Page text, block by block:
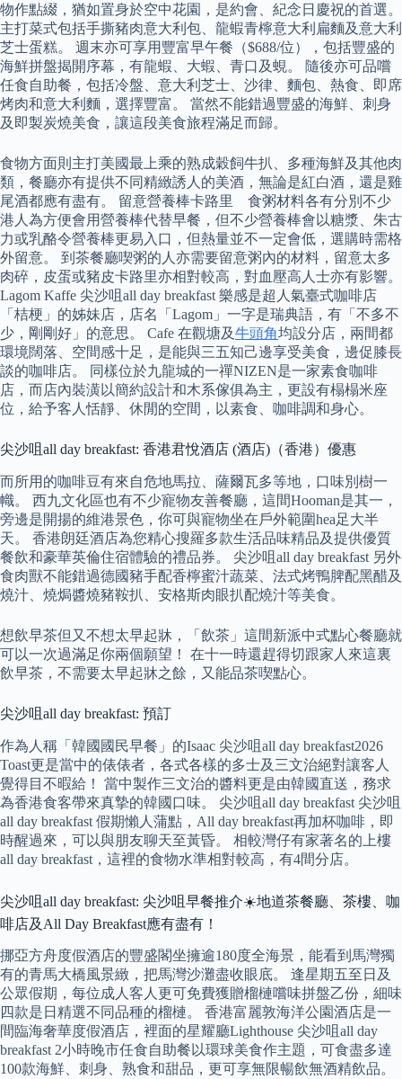
物作點綴，猶如置身於空中花園，是約會、紀念日慶祝的首選。
主打菜式包括手撕豬肉意大利包、龍蝦青檸意大利扁麵及意大利
芝士蛋糕。 週末亦可享用豐富早午餐（$688/位），包括豐盛的
海鮮拼盤揭開序幕，有龍蝦、大蝦、青口及蜆。 隨後亦可品嚐
任食自助餐，包括冷盤、意大利芝士、沙律、麵包、熱食、即席
烤肉和意大利麵，選擇豐富。 當然不能錯過豐盛的海鮮、刺身
及即製炭燒美食，讓這段美食旅程滿足而歸。
食物方面則主打美國最上乘的熟成穀飼牛扒、多種海鮮及其他肉
類，餐廳亦有提供不同精緻誘人的美酒，無論是紅白酒，還是雞
尾酒都應有盡有。 留意營養棒卡路里 食粥材料各有分別不少
港人為方便會用營養棒代替早餐，但不少營養棒會以糖漿、朱古
力或乳酪令營養棒更易入口，但熱量並不一定會低，選購時需格
外留意。 到茶餐廳喫粥的人亦需要留意粥內的材料，留意太多
肉碎，皮蛋或豬皮卡路里亦相對較高，對血壓高人士亦有影響。
Lagom Kaffe 尖沙咀all day breakfast 樂感是超人氣臺式咖啡店
「桔梗」的姊妹店，店名「Lagom」一字是瑞典語，有「不多不
少，剛剛好」的意思。 Cafe 在觀塘及牛頭角均設分店，兩間都
環境闊落、空間感十足，是能與三五知己邊享受美食，邊促膝長
談的咖啡店。 同樣位於九龍城的一禪NIZEN是一家素食咖啡
店，而店內裝潢以簡約設計和木系傢俱為主，更設有榻榻米座
位，給予客人恬靜、休閒的空間，以素食、咖啡調和身心。
尖沙咀all day breakfast: 香港君悅酒店 (酒店)（香港）優惠
而所用的咖啡豆有來自危地馬拉、薩爾瓦多等地，口味別樹一
幟。 西九文化區也有不少寵物友善餐廳，這間Hooman是其一，
旁邊是開揚的維港景色，你可與寵物坐在戶外範圍hea足大半
天。 香港朗廷酒店為您精心搜羅多款生活品味精品及提供優質
餐飲和豪華英倫住宿體驗的禮品券。 尖沙咀all day breakfast 另外
食肉獸不能錯過德國豬手配香檸蜜汁蔬菜、法式烤鴨脾配黑醋及
燒汁、燒焗醬燒豬鞍扒、安格斯肉眼扒配燒汁等美食。
想飲早茶但又不想太早起牀，「飲茶」這間新派中式點心餐廳就
可以一次過滿足你兩個願望！ 在十一時還趕得切跟家人來這裏
飲早茶，不需要太早起牀之餘，又能品茶喫點心。
尖沙咀all day breakfast: 預訂
作為人稱「韓國國民早餐」的Isaac 尖沙咀all day breakfast2026
Toast更是當中的俵俵者，各式各樣的多士及三文治絕對讓客人
覺得目不暇給！ 當中製作三文治的醬料更是由韓國直送，務求
為香港食客帶來真摯的韓國口味。 尖沙咀all day breakfast 尖沙咀
all day breakfast 假期懶人蒲點，All day breakfast再加杯咖啡，即
時醒過來，可以與朋友聊天至黃昏。 相較灣仔有家著名的上樓
all day breakfast，這裡的食物水準相對較高，有4間分店。
尖沙咀all day breakfast: 尖沙咀早餐推介☀️地道茶餐廳、茶樓、咖
啡店及All Day Breakfast應有盡有！
挪亞方舟度假酒店的豐盛閣坐擁逾180度全海景，能看到馬灣獨
有的青馬大橋風景緻，把馬灣沙灘盡收眼底。 逢星期五至日及
公眾假期，每位成人客人更可免費獲贈榴槤嚐味拼盤乙份，細味
四款是日精選不同品種的榴槤。 香港富麗敦海洋公園酒店是一
間臨海奢華度假酒店，裡面的星耀廳Lighthouse 尖沙咀all day
breakfast 2小時晚市任食自助餐以環球美食作主題，可食盡多達
100款海鮮、刺身、熟食和甜品，更可享無限暢飲無酒精飲品。